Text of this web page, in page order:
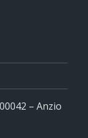
– Anzio